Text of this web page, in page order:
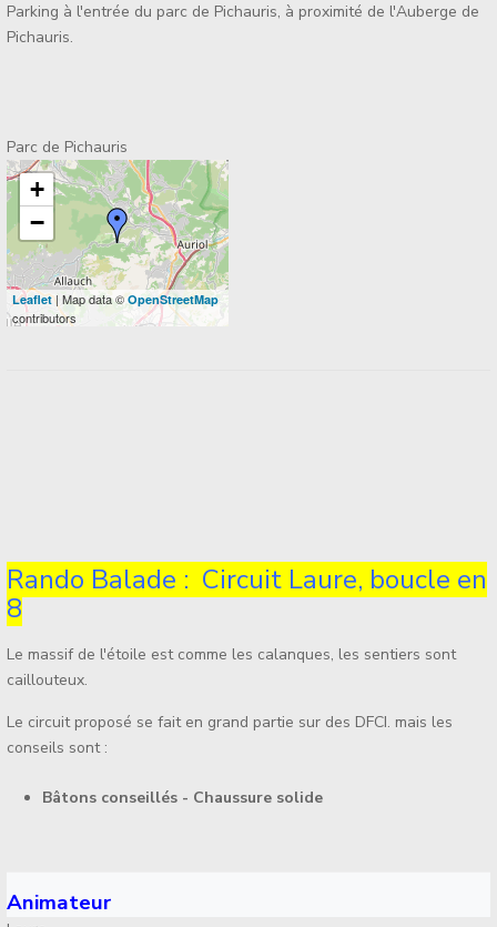
Parking à l'entrée du parc de Pichauris, à proximité de l'Auberge de
Pichauris.
Parc de Pichauris
+
−
Leaflet| Map data ©OpenStreetMap
contributors
Rando Balade : Circuit Laure, boucle en
8
Le massif de l'étoile est comme les calanques, les sentiers sont
caillouteux.
Le circuit proposé se fait en grand partie sur des DFCI. mais les
conseils sont :
Bâtons conseillés - Chaussure solide
Animateur